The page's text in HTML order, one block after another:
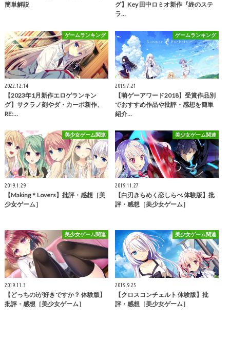
簡単解説
グ】Key 田中ロミオ新作『終のステ
ラ…
ゲームランキング
2022.12.14
【2023年1月新作エロゲランキン
グ】サクラノ刻やダ・カーポ新作、
RE:…
ゲームランキング
2019.7.21
【萌ゲーアワード2018】受賞作品別
でおすすめ作品や批評・感想を簡単
紹介…
美少女ゲーム関連
2019.1.29
【Making＊Lovers】批評・感想［美
少女ゲーム］
美少女ゲーム関連
2019.11.27
【白刃きらめく恋しらべ 体験版】批
評・感想［美少女ゲーム］
美少女ゲーム関連
2019.11.3
【どっちのiが好きですか？ 体験版】
批評・感想［美少女ゲーム］
美少女ゲーム関連
2019.9.25
【クロスコンチェルト 体験版】批
評・感想［美少女ゲーム］